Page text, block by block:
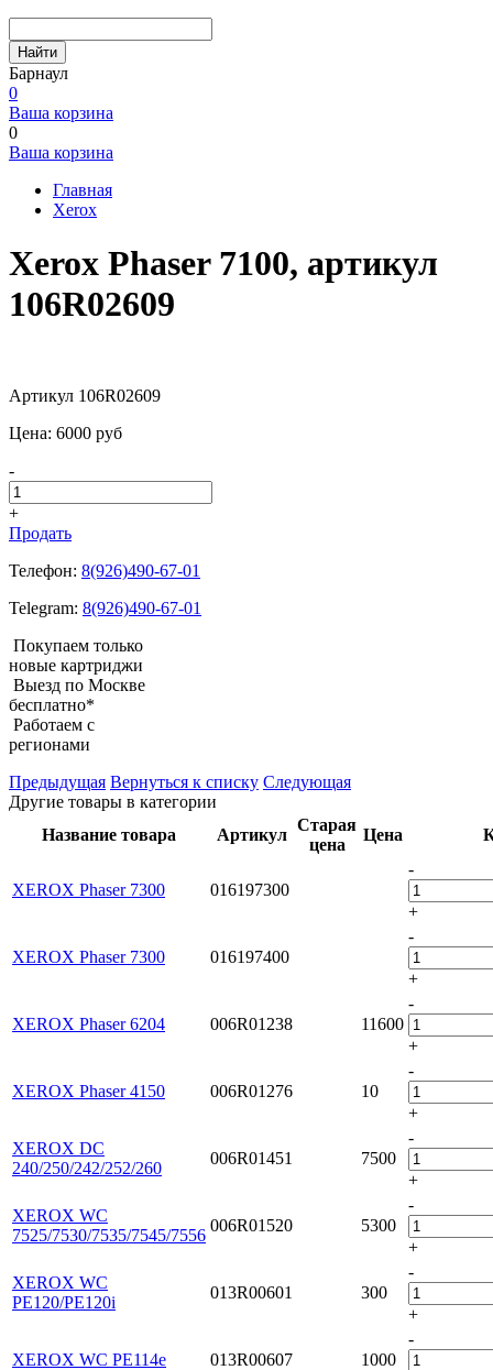
Найти
Барнаул
0
Ваша корзина
0
Ваша корзина
Главная
Xerox
Xerox Phaser 7100, артикул
106R02609
Артикул 106R02609
Цена: 6000 pуб
-
+
Продать
Телефон: 8(926)490-67-01
Telegram: 8(926)490-67-01
Покупаем только
новые картриджи
Выезд по Москве
бесплатно*
Работаем с
регионами
Предыдущая Вернуться к списку Следующая
Другие товары в категории
Название товара
Артикул
Старая
цена
Цена
XEROX Phaser 7300 016197300
-
+
XEROX Phaser 7300 016197400
-
+
XEROX Phaser 6204 006R01238 11600
-
+
XEROX Phaser 4150 006R01276 10
-
+
XEROX DC
240/250/242/252/260
006R01451 7500
-
+
XEROX WC
7525/7530/7535/7545/7556
006R01520 5300
-
+
XEROX WC
PE120/PE120i
013R00601 300
-
+
XEROX WC PE114e 013R00607 1000
-